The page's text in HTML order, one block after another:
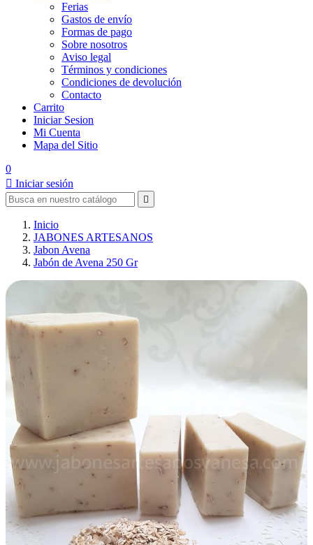
Ferias
Gastos de envío
Formas de pago
Sobre nosotros
Aviso legal
Términos y condiciones
Condiciones de devolución
Contacto
Carrito
Iniciar Sesion
Mi Cuenta
Mapa del Sitio
0
 Iniciar sesión

Inicio
JABONES ARTESANOS
Jabon Avena
Jabón de Avena 250 Gr